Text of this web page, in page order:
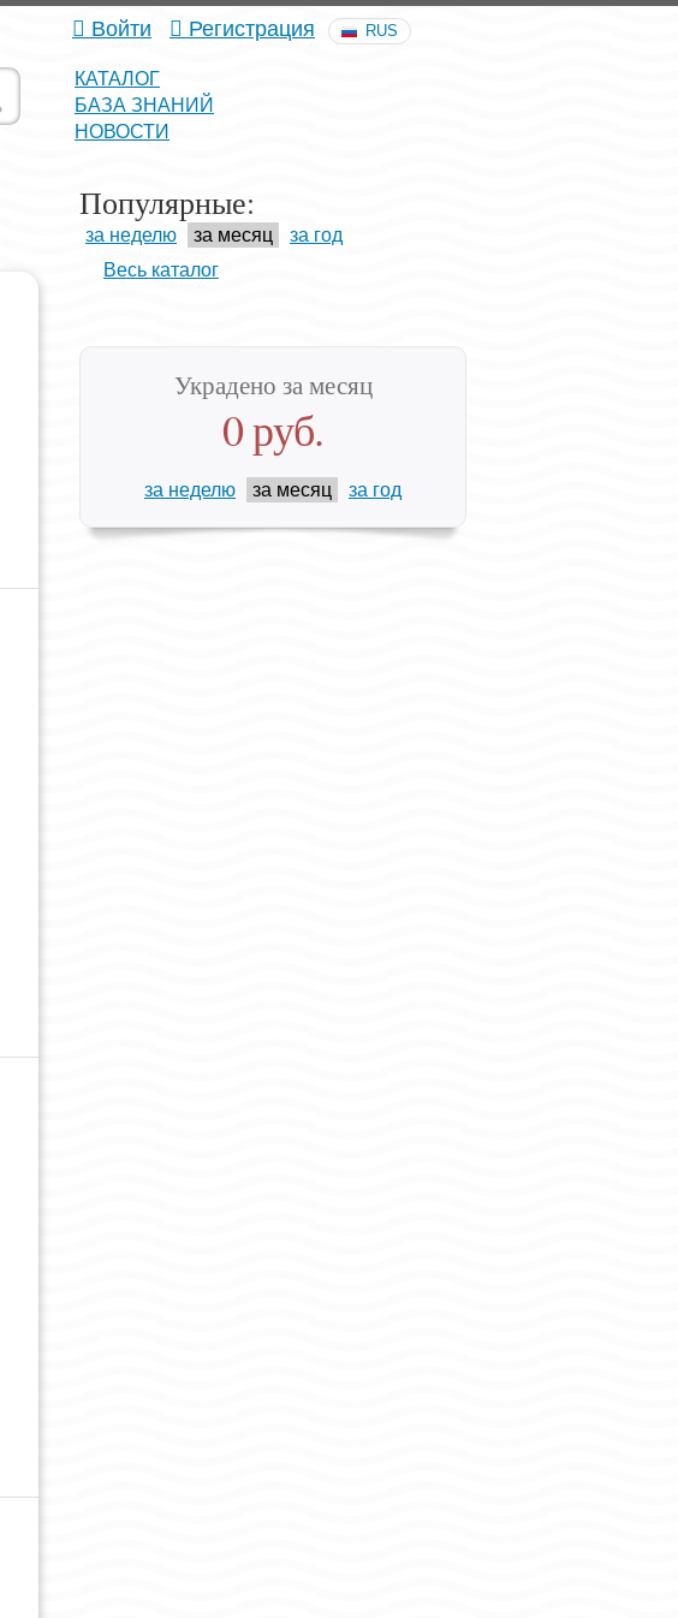
КАТАЛОГ
БАЗА ЗНАНИЙ
НОВОСТИ
Войти Регистрация RUS
Популярные:
за неделю за месяц
за год
Весь каталог
Украдено за месяц
0 руб.
за неделю за месяц за год